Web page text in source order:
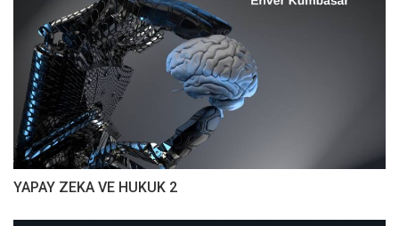
YAPAY ZEKA VE HUKUK 2